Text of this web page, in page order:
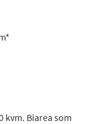
kvm. Biarea som